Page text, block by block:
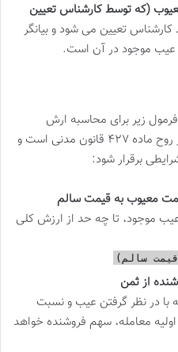
(که توسط کارشناس تعیین
تعیین می شود و بیانگر
عیب موجود در آن است.
زیر برای محاسبه ارش
استفاده کنیم. این فرمول، برگرفته از روح ماده ۴۲۷ قانون مدنی است و
برقرار شود:
معیوب به قیمت سالم
موجود، تا چه حد از ارزش کلی
سالم)
از ثمن
در نظر گرفتن عیب و نسبت
معامله، سهم فروشنده خواهد